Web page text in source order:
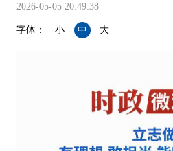
2026-05-05 20:49:38
字体： 小 中 大